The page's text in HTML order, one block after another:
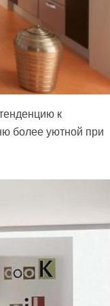
к
более уютной при